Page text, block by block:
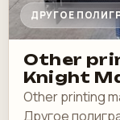
ДРУГОЕ
Other
Knight
Other printing
Другое